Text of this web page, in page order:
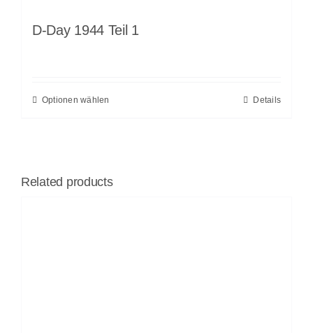
D-Day 1944 Teil 1
Optionen wählen Details
Related products